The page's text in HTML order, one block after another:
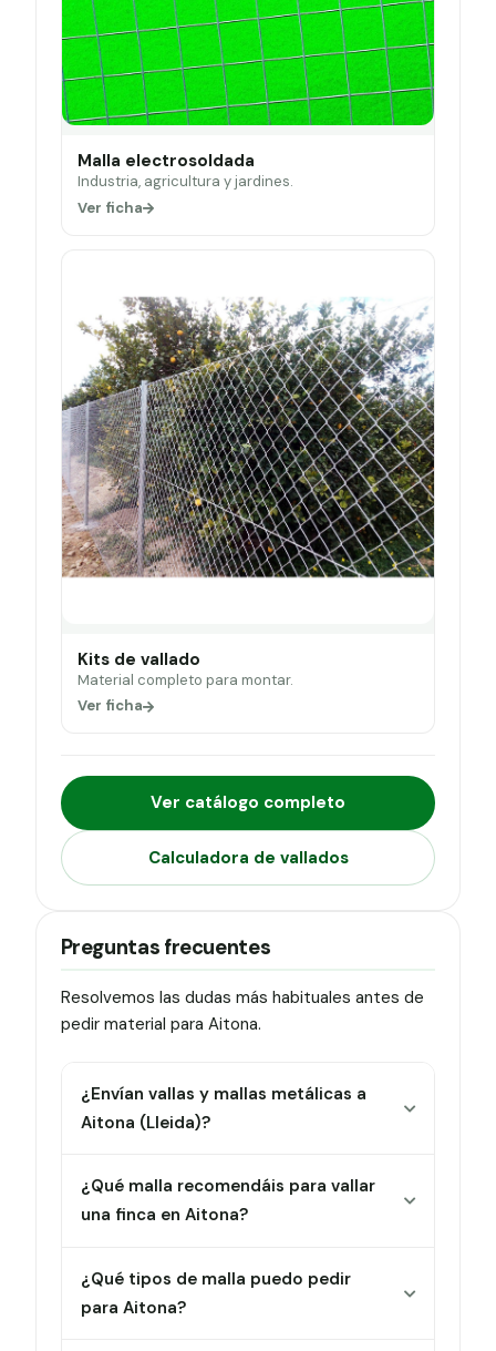
Malla electrosoldada
Industria, agricultura y jardines.
Ver ficha
Kits de vallado
Material completo para montar.
Ver ficha
Ver catálogo completo
Calculadora de vallados
Preguntas frecuentes
Resolvemos las dudas más habituales antes de
pedir material para Aitona.
¿Envían vallas y mallas metálicas a
Aitona (Lleida)?
¿Qué malla recomendáis para vallar
una finca en Aitona?
¿Qué tipos de malla puedo pedir
para Aitona?